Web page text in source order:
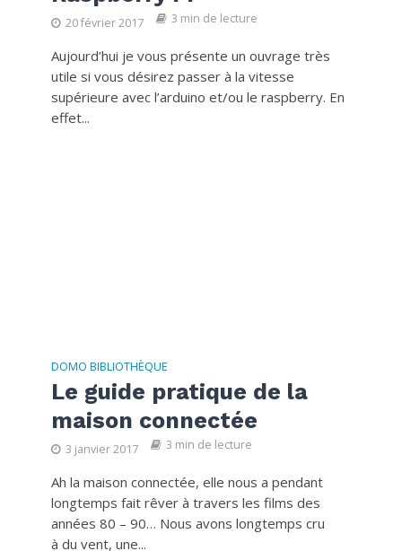
20 février 2017 3 min de lecture
Aujourd’hui je vous présente un ouvrage très
utile si vous désirez passer à la vitesse
supérieure avec l’arduino et/ou le raspberry. En
effet...
DOMO BIBLIOTHÈQUE
Le guide pratique de la
maison connectée
3 janvier 2017 3 min de lecture
Ah la maison connectée, elle nous a pendant
longtemps fait rêver à travers les films des
années 80 – 90… Nous avons longtemps cru
à du vent, une...